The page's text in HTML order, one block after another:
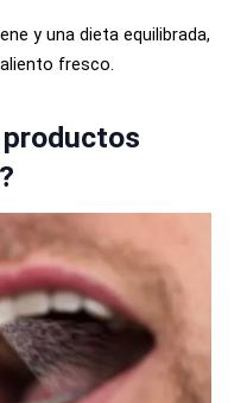
y una dieta equilibrada,
fresco.